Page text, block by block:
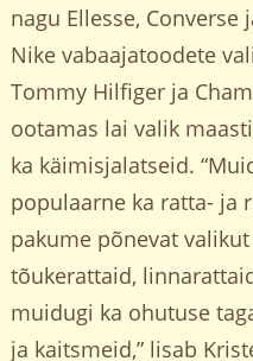
nagu Ellesse,
Nike vabaajatoodete
Tommy Hilfiger ja
ootamas lai valik
ka käimisjalatseid.
populaarne ka ratta- ja
pakume põnevat
tõukerattaid,
muidugi ka ohutuse
ja kaitsmeid,” lisab